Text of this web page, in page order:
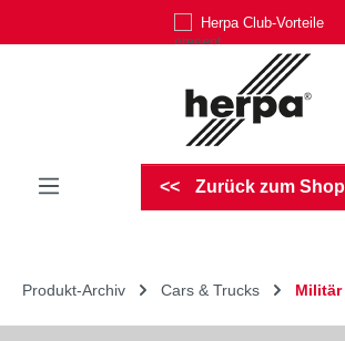
Zum Hauptinhalt springenHerpa Club-Vorteile
Zurück zum Shop
Produkt-Archiv Cars & Trucks Militär